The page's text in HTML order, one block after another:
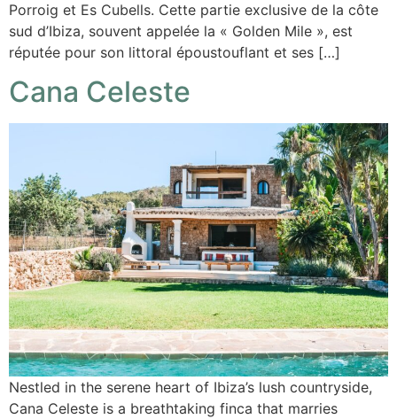
Porroig et Es Cubells. Cette partie exclusive de la côte
sud d’Ibiza, souvent appelée la « Golden Mile », est
réputée pour son littoral époustouflant et ses […]
Cana Celeste
Nestled in the serene heart of Ibiza’s lush countryside,
Cana Celeste is a breathtaking finca that marries